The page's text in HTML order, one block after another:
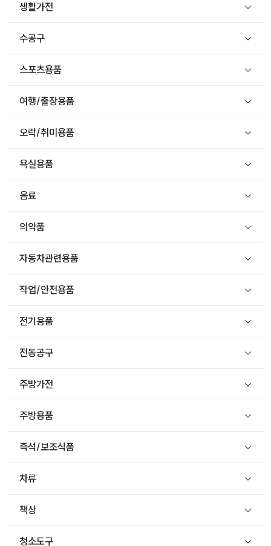
생활가전
수공구
스포츠용품
여행/출장용품
오락/취미용품
욕실용품
음료
의약품
자동차관련용품
작업/안전용품
전기용품
전동공구
주방가전
주방용품
즉석/보조식품
차류
책상
청소도구